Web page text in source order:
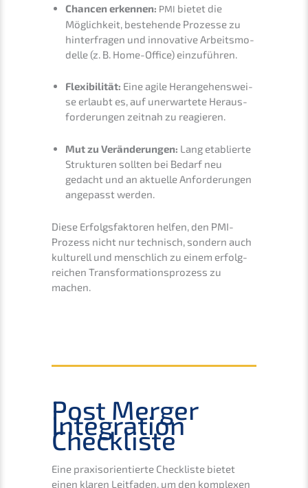
Chancen erken­nen: PMI bietet die
Möglich­keit, bestehen­de Prozes­se zu
hinter­fra­gen und innova­ti­ve Arbeits­mo­
del­le (z. B. Home-Office) einzuführen.
Flexi­bi­li­tät: Eine agile Heran­ge­hens­wei­
se erlaubt es, auf unerwar­te­te Heraus­
for­de­run­gen zeitnah zu reagieren.
Mut zu Verän­de­run­gen: Lang etablier­te
Struk­tu­ren sollten bei Bedarf neu
gedacht und an aktuel­le Anfor­de­run­gen
angepasst werden.
Diese Erfolgs­fak­to­ren helfen, den PMI-
Prozess nicht nur technisch, sondern auch
kultu­rell und mensch­lich zu einem erfolg­
rei­chen Trans­for­ma­ti­ons­pro­zess zu
machen.
Post Merger
Integra­ti­on
Checkliste
Eine praxis­ori­en­tier­te Check­lis­te bietet
einen klaren Leitfa­den, um den komple­xen